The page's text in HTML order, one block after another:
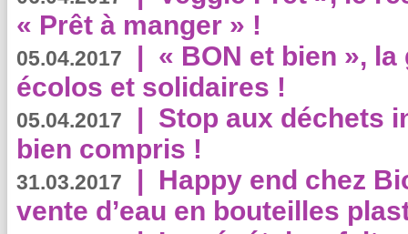
« Prêt à manger » !
05.04.2017 | « BON et bien »,
écolos et solidaires !
05.04.2017 | Stop aux déchets
bien compris !
31.03.2017 | Happy end chez
vente d’eau en bouteilles